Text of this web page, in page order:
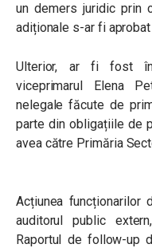
un demers juridic prin
adiționale s-ar fi
Ulterior, ar fi fost
viceprimarul Elena
nelegale făcute de
parte din obligațiile de
avea către Primăria
Acțiunea
auditorul public
Raportul de follow-up